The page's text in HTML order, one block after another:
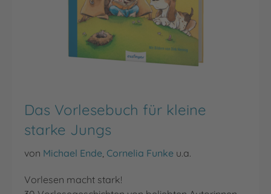
Das Vorlesebuch für kleine
starke Jungs
von Michael Ende Cornelia Funke u.a.
Vorlesen macht stark!